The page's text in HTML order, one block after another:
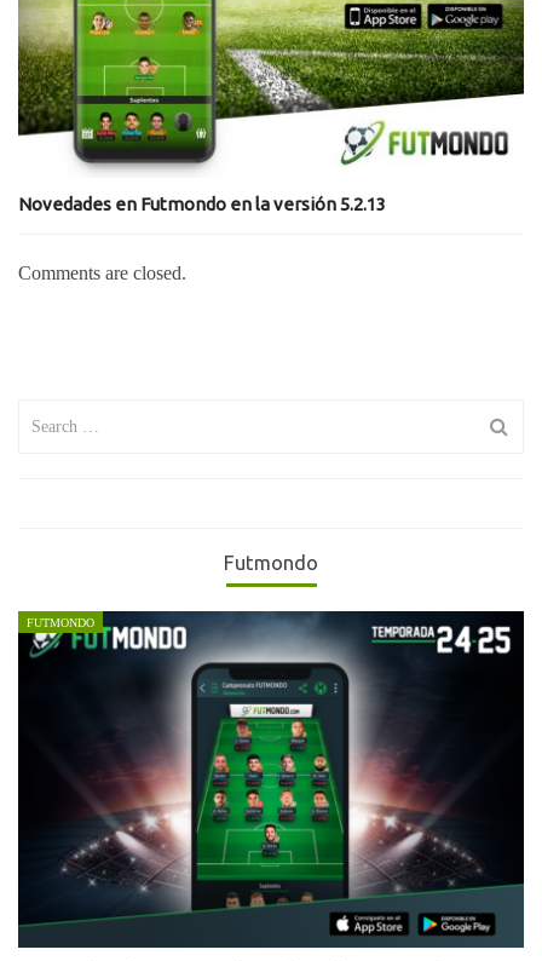
Novedades en Futmondo en la versión 5.2.13
Comments are closed.
Futmondo
FUTMONDO